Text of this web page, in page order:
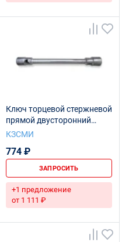
Ключ торцевой стержневой
прямой двусторонний
30х32 L280 Ц15хр.бцв.
КЗСМИ
774 ₽
ЗАПРОСИТЬ
+1 предложение
от 1 111 ₽